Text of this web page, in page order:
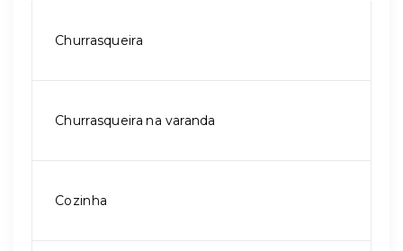
Churrasqueira
Churrasqueira na varanda
Cozinha